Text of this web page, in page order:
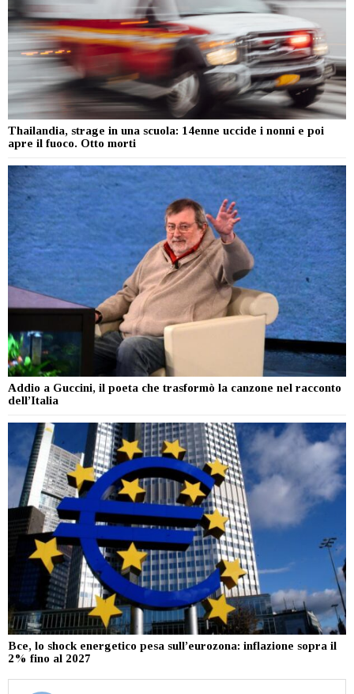
Thailandia, strage in una scuola: 14enne uccide i nonni e poi
apre il fuoco. Otto morti
Addio a Guccini, il poeta che trasformò la canzone nel racconto
dell’Italia
Bce, lo shock energetico pesa sull’eurozona: inflazione sopra il
2% fino al 2027